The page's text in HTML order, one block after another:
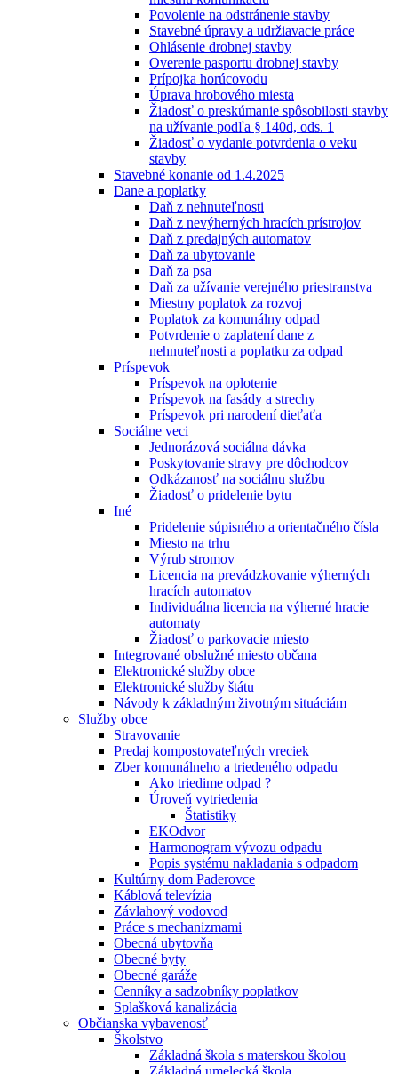
Povolenie na odstránenie stavby
Stavebné úpravy a udržiavacie práce
Ohlásenie drobnej stavby
Overenie pasportu drobnej stavby
Prípojka horúcovodu
Úprava hrobového miesta
Žiadosť o preskúmanie spôsobilosti stavby
na užívanie podľa § 140d, ods. 1
Žiadosť o vydanie potvrdenia o veku
stavby
Stavebné konanie od 1.4.2025
Dane a poplatky
Daň z nehnuteľnosti
Daň z nevýherných hracích prístrojov
Daň z predajných automatov
Daň za ubytovanie
Daň za psa
Daň za užívanie verejného priestranstva
Miestny poplatok za rozvoj
Poplatok za komunálny odpad
Potvrdenie o zaplatení dane z
nehnuteľnosti a poplatku za odpad
Príspevok
Príspevok na oplotenie
Príspevok na fasády a strechy
Príspevok pri narodení dieťaťa
Sociálne veci
Jednorázová sociálna dávka
Poskytovanie stravy pre dôchodcov
Odkázanosť na sociálnu službu
Žiadosť o pridelenie bytu
Iné
Pridelenie súpisného a orientačného čísla
Miesto na trhu
Výrub stromov
Licencia na prevádzkovanie výherných
hracích automatov
Individuálna licencia na výherné hracie
automaty
Žiadosť o parkovacie miesto
Integrované obslužné miesto občana
Elektronické služby obce
Elektronické služby štátu
Návody k základným životným situáciám
Služby obce
Stravovanie
Predaj kompostovateľných vreciek
Zber komunálneho a triedeného odpadu
Ako triedime odpad ?
Úroveň vytriedenia
Štatistiky
EKOdvor
Harmonogram vývozu odpadu
Popis systému nakladania s odpadom
Kultúrny dom Paderovce
Káblová televízia
Závlahový vodovod
Práce s mechanizmami
Obecná ubytovňa
Obecné byty
Obecné garáže
Cenníky a sadzobníky poplatkov
Splašková kanalizácia
Občianska vybavenosť
Školstvo
Základná škola s materskou školou
Základná umelecká škola